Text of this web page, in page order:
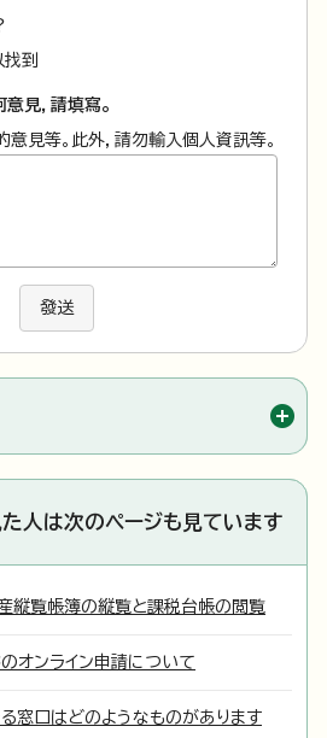
到
見，請填寫。
見等。此外，請勿輸入個人資訊等。
發送
人は次のページも見ています
覧帳簿の縦覧と課税台帳の閲覧
オンライン申請について
窓口はどのようなものがあります